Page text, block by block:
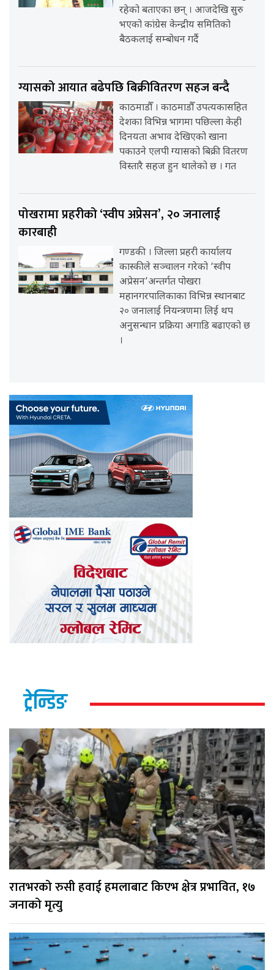
रहेको बताएका छन् । आजदेखि सुरु
भएको कांग्रेस केन्द्रीय समितिको
बैठकलाई सम्बोधन गर्दै
ग्यासको आयात बढेपछि बिक्रीवितरण सहज बन्दै
काठमाडौँ । काठमाडौँ उपत्यकासहित
देशका विभिन्न भागमा पछिल्ला केही
दिनयता अभाव देखिएको खाना
पकाउने एलपी ग्यासको बिक्री वितरण
विस्तारै सहज हुन थालेको छ । गत
पोखरामा प्रहरीको ‘स्वीप अप्रेसन’, २० जनालाई
कारबाही
गण्डकी । जिल्ला प्रहरी कार्यालय
कास्कीले सञ्चालन गरेको ‘स्वीप
अप्रेसन’अन्तर्गत पोखरा
महानगरपालिकाका विभिन्न स्थानबाट
२० जनालाई नियन्त्रणमा लिई थप
अनुसन्धान प्रक्रिया अगाडि बढाएको छ
।
ट्रेन्डिङ
रातभरको रुसी हवाई हमलाबाट किएभ क्षेत्र प्रभावित, १७
जनाको मृत्यु